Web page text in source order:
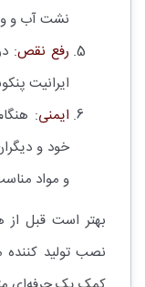
نشت آب و
رفع نقص:
ایرانیت
ایمنی:
خود و
و مواد
بهتر است قبل از
نصب تولید کننده